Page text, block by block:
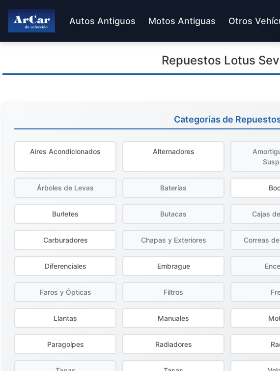
Autos Antiguos Motos Antiguas Otros
Repuestos Lotus
Categorías de
Aires Acondicionados Alternadores
Árboles de Levas Baterías
Burletes Butacas Cajas
Carburadores Chapas y Exteriores Correas
Diferenciales Embrague
Faros y Ópticas Filtros
Llantas Manuales
Paragolpes Radiadores